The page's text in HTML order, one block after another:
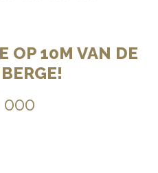
OP 10M VAN DE